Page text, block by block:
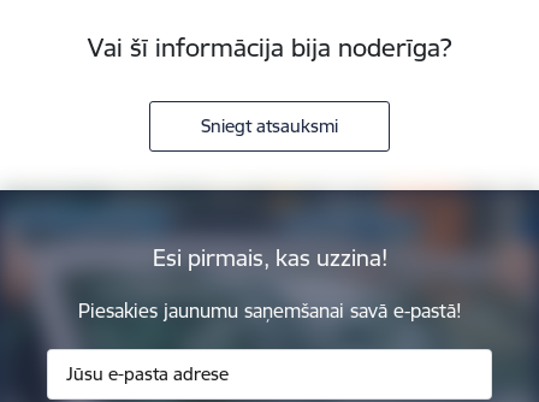
Vai šī informācija bija noderīga?
Sniegt atsauksmi
Esi pirmais, kas uzzina!
Piesakies jaunumu saņemšanai savā e-pastā!